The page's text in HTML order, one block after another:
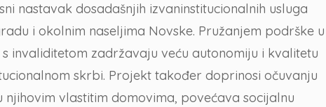
nastavak dosadašnjih izvaninstitucionalnih usluga
i okolnim naseljima Novske. Pružanjem podrške u
invaliditetom zadržavaju veću autonomiju i kvalitetu
skrbi. Projekt također doprinosi očuvanju
vlastitim domovima, povećava socijalnu